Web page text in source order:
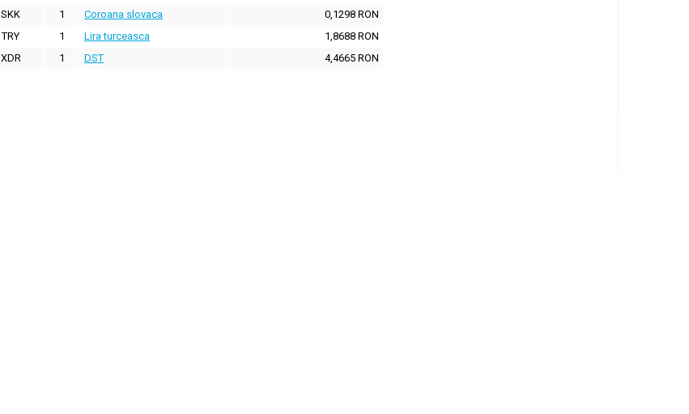
SKK
1 Coroana slovaca
0,1298 RON
TRY
1 Lira turceasca
1,8688 RON
XDR
1 DST 4,4665 RON